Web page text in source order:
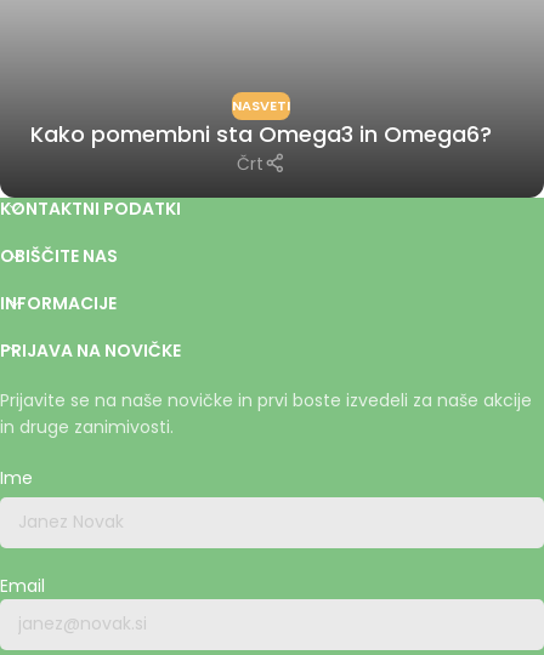
NASVETI
Kako pomembni sta Omega3 in Omega6?
Črt
KONTAKTNI PODATKI
OBIŠČITE NAS
INFORMACIJE
PRIJAVA NA NOVIČKE
Prijavite se na naše novičke in prvi boste izvedeli za naše akcije
in druge zanimivosti.
Ime
Email